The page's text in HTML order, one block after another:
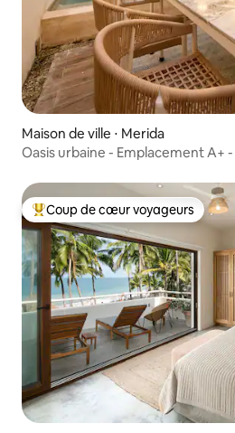
Maison de ville ⋅ Merida
Oasis urbaine - Emplacement A+
Coups de cœur voyageurs les plus
Coup de cœur voyageurs